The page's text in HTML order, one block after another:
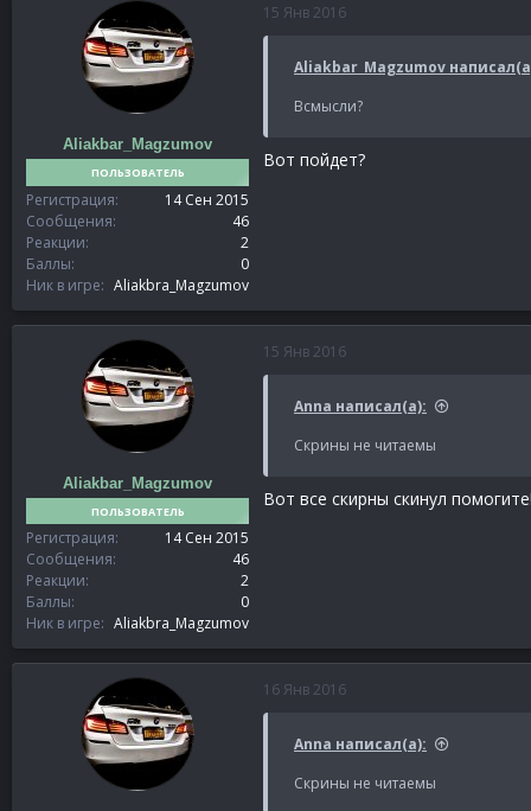
Aliakbar_Magzumov
ПОЛЬЗОВАТЕЛЬ
Регистрация
14 Сен 2015
Сообщения
46
Реакции
2
Баллы
0
Ник в игре
Aliakbra_Magzumov
15 Янв 2016
Aliakbar_Magzumov
Всмысли?
Вот пойдет?
Aliakbar_Magzumov
ПОЛЬЗОВАТЕЛЬ
Регистрация
14 Сен 2015
Сообщения
46
Реакции
2
Баллы
0
Ник в игре
Aliakbra_Magzumov
15 Янв 2016
Anna написал(а):
Скрины не читаемы
Вот все скирны скинул
16 Янв 2016
Anna написал(а):
Скрины не читаемы